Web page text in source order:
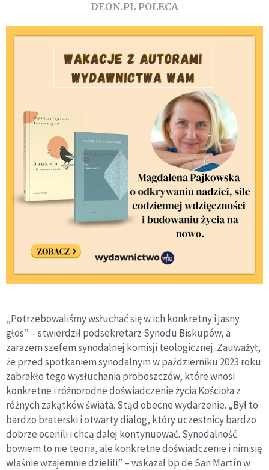
DEON.PL POLECA
„Potrzebowaliśmy wsłuchać się w ich konkretny i jasny
głos” – stwierdził podsekretarz Synodu Biskupów, a
zarazem szefem synodalnej komisji teologicznej. Zauważył,
że przed spotkaniem synodalnym w październiku 2023 roku
zabrakło tego wysłuchania proboszczów, które wnosi
konkretne i różnorodne doświadczenie życia Kościoła z
różnych zakątków świata. Stąd obecne wydarzenie. „Był to
bardzo braterski i otwarty dialog, który uczestnicy bardzo
dobrze ocenili i chcą dalej kontynuować. Synodalność
bowiem to nie teoria, ale konkretne doświadczenie i nim się
właśnie wzajemnie dzielili” – wskazał bp de San Martín w